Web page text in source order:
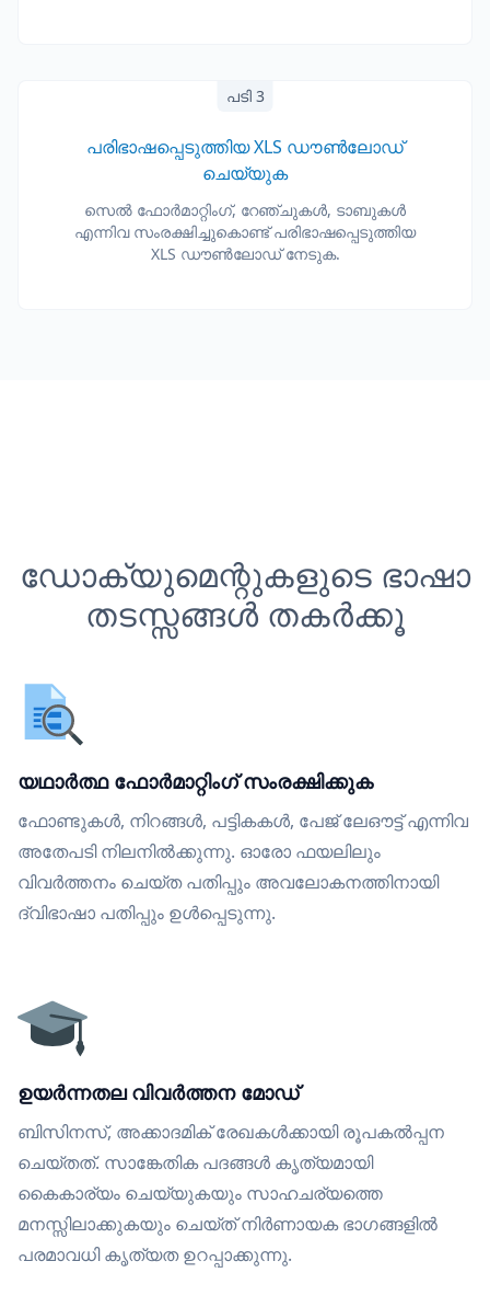
പടി 3
പരിഭാഷപ്പെടുത്തിയ XLS ഡൗൺലോഡ്
ചെയ്യുക
സെൽ ഫോർമാറ്റിംഗ്, റേഞ്ചുകൾ, ടാബുകൾ
എന്നിവ സംരക്ഷിച്ചുകൊണ്ട് പരിഭാഷപ്പെടുത്തിയ
XLS ഡൗൺലോഡ് നേടുക.
ഡോക്യുമെന്റുകളുടെ ഭാഷാ
തടസ്സങ്ങൾ തകർക്കൂ
യഥാർത്ഥ ഫോർമാറ്റിംഗ് സംരക്ഷിക്കുക
ഫോണ്ടുകൾ, നിറങ്ങൾ, പട്ടികകൾ, പേജ് ലേഔട്ട് എന്നിവ
അതേപടി നിലനിൽക്കുന്നു. ഓരോ ഫയലിലും
വിവർത്തനം ചെയ്ത പതിപ്പും അവലോകനത്തിനായി
ദ്വിഭാഷാ പതിപ്പും ഉൾപ്പെടുന്നു.
ഉയർന്നതല വിവർത്തന മോഡ്
ബിസിനസ്, അക്കാദമിക് രേഖകൾക്കായി രൂപകൽപ്പന
ചെയ്തത്. സാങ്കേതിക പദങ്ങൾ കൃത്യമായി
കൈകാര്യം ചെയ്യുകയും സാഹചര്യത്തെ
മനസ്സിലാക്കുകയും ചെയ്ത് നിർണായക ഭാഗങ്ങളിൽ
പരമാവധി കൃത്യത ഉറപ്പാക്കുന്നു.